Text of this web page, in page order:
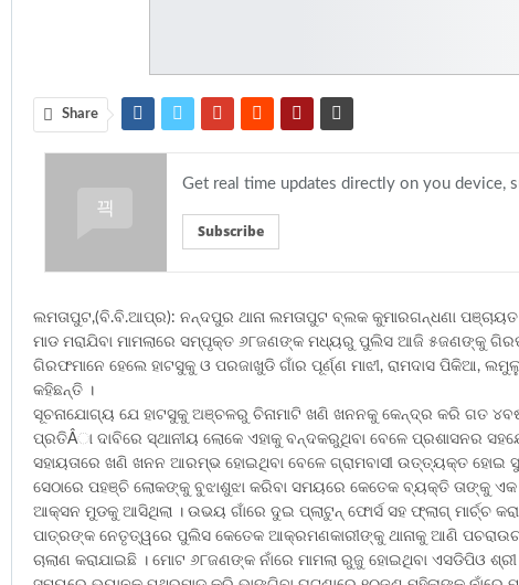
Share
Get real time updates directly on you device,
Subscribe
ଲମତାପୁଟ,(ବି.ବି.ଆପ୍ର): ନନ୍ଦପୁର ଥାନା ଲମତାପୁଟ ବ୍ଲକ କୁମାରଗନ୍ଧଣା
ମାଡ ମରାଯିବା ମାମଲାରେ ସମ୍ପୃକ୍ତ ୬୮ଜଣଙ୍କ ମଧ୍ୟରୁ ପୁଲିସ ଆଜି ୫ଜଣଙ୍କୁ ଗିରଫ
ଗିରଫମାନେ ହେଲେ ହାଟସୁକୁ ଓ ପରଜାଖୁଡି ଗାଁର ପୂର୍ଣ୍ଣ ମାଝୀ, ରାମଦାସ
କହିଛନ୍ତି ।
ସୂଚନାଯୋଗ୍ୟ ଯେ ହାଟସୁକୁ ଅଞ୍ଚଳରୁ ଚିନାମାଟି ଖଣି ଖନନକୁ କେନ୍ଦ୍ର କରି ଗତ
ପ୍ରତିÂା ଦାବିରେ ସ୍ଥାନୀୟ ଲୋକେ ଏହାକୁ ବନ୍ଦକରୁଥିବା ବେଳେ ପ୍ରଶାସନର
ସହାୟତାରେ ଖଣି ଖନନ ଆରମ୍ଭ ହୋଇଥିବା ବେଳେ ଗ୍ରାମବାସୀ ଉତ୍ତ୍ୟକ୍ତ
ସେଠାରେ ପହଞ୍ଚି ଲୋକଙ୍କୁ ବୁଝାଶୁଝା କରିବା ସମୟରେ କେତେକ ବ୍ୟକ୍ତି ତାଙ୍କୁ
ଆକ୍ସନ ମୁଡକୁ ଆସିଥିଲା । ଉଭୟ ଗାଁରେ ଦୁଇ ପ୍ଲାଟୁନ୍ ଫୋର୍ସ ସହ ଫ୍ଲାଗ୍ ମାର୍ଚ୍ଚ
ପାତ୍ରଙ୍କ ନେତୃତ୍ୱରେ ପୁଲିସ କେତେକ ଆକ୍ରମଣକାରୀଙ୍କୁ ଥାନାକୁ ଆଣି
ଚାଲାଣ କରାଯାଇଛି । ମୋଟ ୬୮ଜଣଙ୍କ ନାଁରେ ମାମଲା ରୁଜୁ ହୋଇଥିବା ଏସଡିପିଓ